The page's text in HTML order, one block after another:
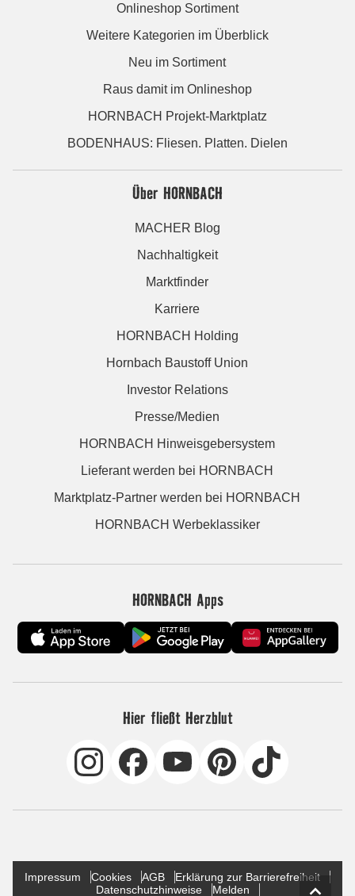
Onlineshop Sortiment
Weitere Kategorien im Überblick
Neu im Sortiment
Raus damit im Onlineshop
HORNBACH Projekt-Marktplatz
BODENHAUS: Fliesen. Platten. Dielen
Über HORNBACH
MACHER Blog
Nachhaltigkeit
Marktfinder
Karriere
HORNBACH Holding
Hornbach Baustoff Union
Investor Relations
Presse/Medien
HORNBACH Hinweisgebersystem
Lieferant werden bei HORNBACH
Marktplatz-Partner werden bei HORNBACH
HORNBACH Werbeklassiker
HORNBACH Apps
Hier fließt Herzblut
Impressum Cookies AGB
Erklärung zur Barrierefreiheit
Datenschutzhinweise
Melden